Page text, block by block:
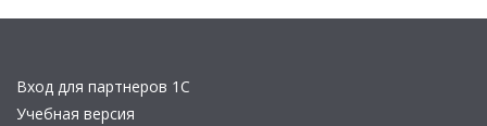
Вход для партнеров 1С
Учебная версия